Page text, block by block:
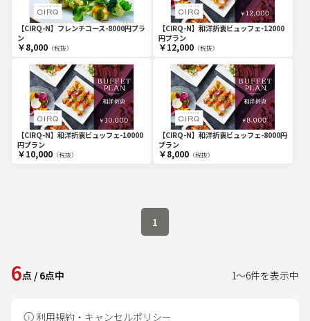
【CIRQ-N】フレンチコース-8000円プラ
ン
￥8,000（税抜）
【CIRQ-N】和洋折衷ビュッフェ-12000
円プラン
￥12,000（税抜）
【CIRQ-N】和洋折衷ビュッフェ-10000
円プラン
￥10,000（税抜）
【CIRQ-N】和洋折衷ビュッフェ-8000円
プラン
￥8,000（税抜）
1
6点 / 6点中 1～6件を表示中
利用規約・キャンセルポリシー